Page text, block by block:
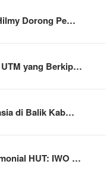
Dorong Pe…
yang Berkip…
di Balik Kab…
HUT: IWO …